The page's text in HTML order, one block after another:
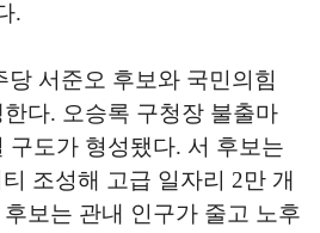
.
당 서준오 후보와 국민의힘
다. 오승록 구청장 불출마
구도가 형성됐다. 서 후보는
조성해 고급 일자리 2만 개
보는 관내 인구가 줄고 노후